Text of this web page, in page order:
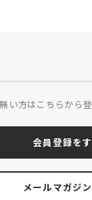
い方はこちらから
会員登録を
メールマガジ